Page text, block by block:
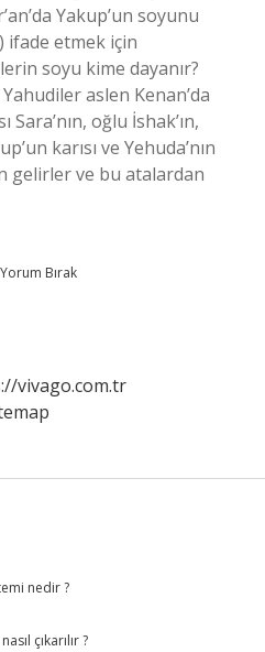
Yakup’un soyunu
ifade etmek için
soyu kime dayanır?
aslen Kenan’da
Sara’nın, oğlu İshak’ın,
karısı ve Yehuda’nın
gelirler ve bu atalardan
Yorum Bırak
vivago.com.tr
nedir ?
çıkarılır ?